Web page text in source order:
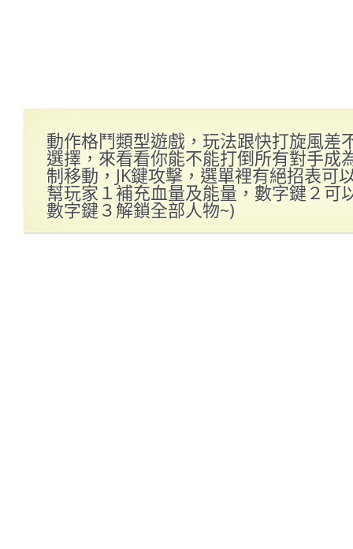
動作格鬥類型遊戲，玩法跟快打旋風差
選擇，來看看你能不能打倒所有對手成
制移動，JK鍵攻擊，選單裡有絕招表可
幫玩家１補充血量及能量，數字鍵２可
數字鍵３解鎖全部人物~)